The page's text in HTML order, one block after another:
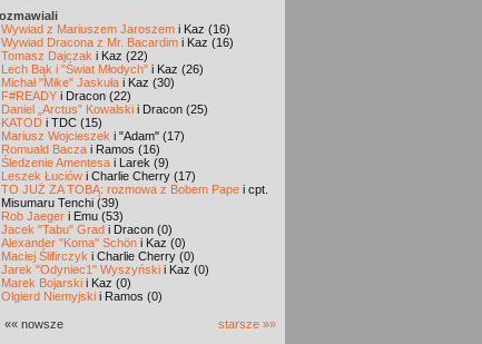
Wywiad z Mariuszem Jaroszem i Kaz (16)
Wywiad Dracona z Mr. Bacardim i Kaz (16)
Tomasz Dajczak i Kaz (22)
Lech Bąk i "Świat Młodych" i Kaz (26)
Michał "Mike" Jaskuła i Kaz (30)
F#READY i Dracon (22)
Daniel „Arctus” Kowalski i Dracon (25)
KATOD i TDC (15)
Mariusz Wojcieszek i "Adam" (17)
Romuald Bacza i Ramos (16)
Śledzenie Amentesa i Larek (9)
Leszek Łuciów i Charlie Cherry (17)
TO JUŻ ZA TOBĄ: rozmowa z Bobem Pape i cpt.
Misumaru Tenchi (39)
Rob Jaeger i Emu (53)
Jacek "Tabu" Grad i Dracon (0)
Alexander "Koma" Schön i Kaz (0)
Maciej Ślifirczyk i Charlie Cherry (0)
Jarek "Odyniec1" Wyszyński i Kaz (0)
Marek Bojarski i Kaz (0)
Olgierd Niemyjski i Ramos (0)
«« nowsze starsze »»